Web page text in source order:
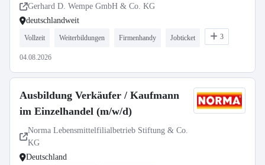
Gerhard D. Wempe GmbH & Co. KG
deutschlandweit
Vollzeit Weiterbildungen Firmenhandy Jobticket 3
04.08.2026
Ausbildung Verkäufer / Kaufmann
im Einzelhandel (m/w/d)
Norma Lebensmittelfilialbetrieb Stiftung & Co.
KG
Deutschland